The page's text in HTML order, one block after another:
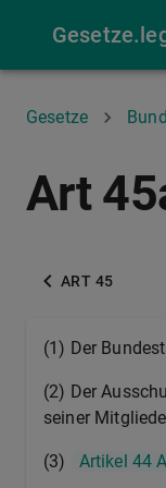
Gesetze
Art
ART 45
(1) Der
(2) Der
seiner
(3) Artikel 44